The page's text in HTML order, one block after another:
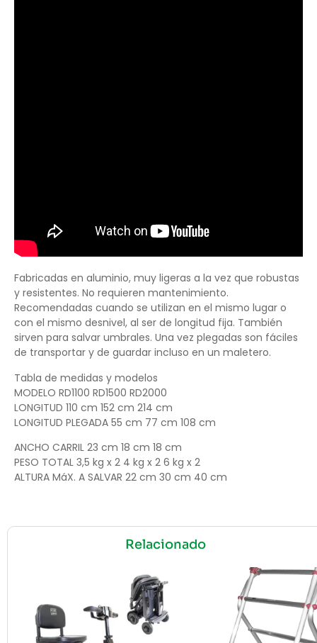
Relacionado
Fabricadas en aluminio, muy ligeras a la vez que robustas
y resistentes. No requieren mantenimiento.
Recomendadas cuando se utilizan en el mismo lugar o
con el mismo desnivel, al ser de longitud fija. También
sirven para salvar umbrales. Una vez plegadas son fáciles
de transportar y de guardar incluso en un maletero.
Tabla de medidas y modelos
MODELO RD1100 RD1500 RD2000
LONGITUD 110 cm 152 cm 214 cm
LONGITUD PLEGADA 55 cm 77 cm 108 cm
ANCHO CARRIL 23 cm 18 cm 18 cm
PESO TOTAL 3,5 kg x 2 4 kg x 2 6 kg x 2
ALTURA MáX. A SALVAR 22 cm 30 cm 40 cm